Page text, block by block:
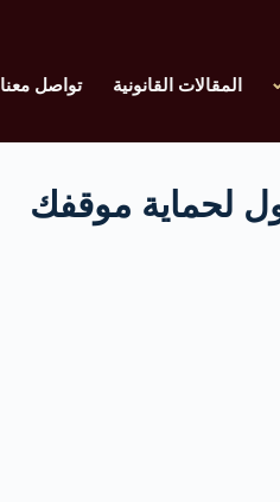
المقالات القانونية تواصل معنا
لحماية موقفك